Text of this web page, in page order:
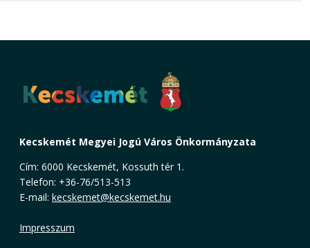
Kecskemét Megyei Jogú Város Önkormányzata
Cím: 6000 Kecskemét, Kossuth tér 1.
Telefon: +36-76/513-513
E-mail: kecskemet@kecskemet.hu
Impresszum